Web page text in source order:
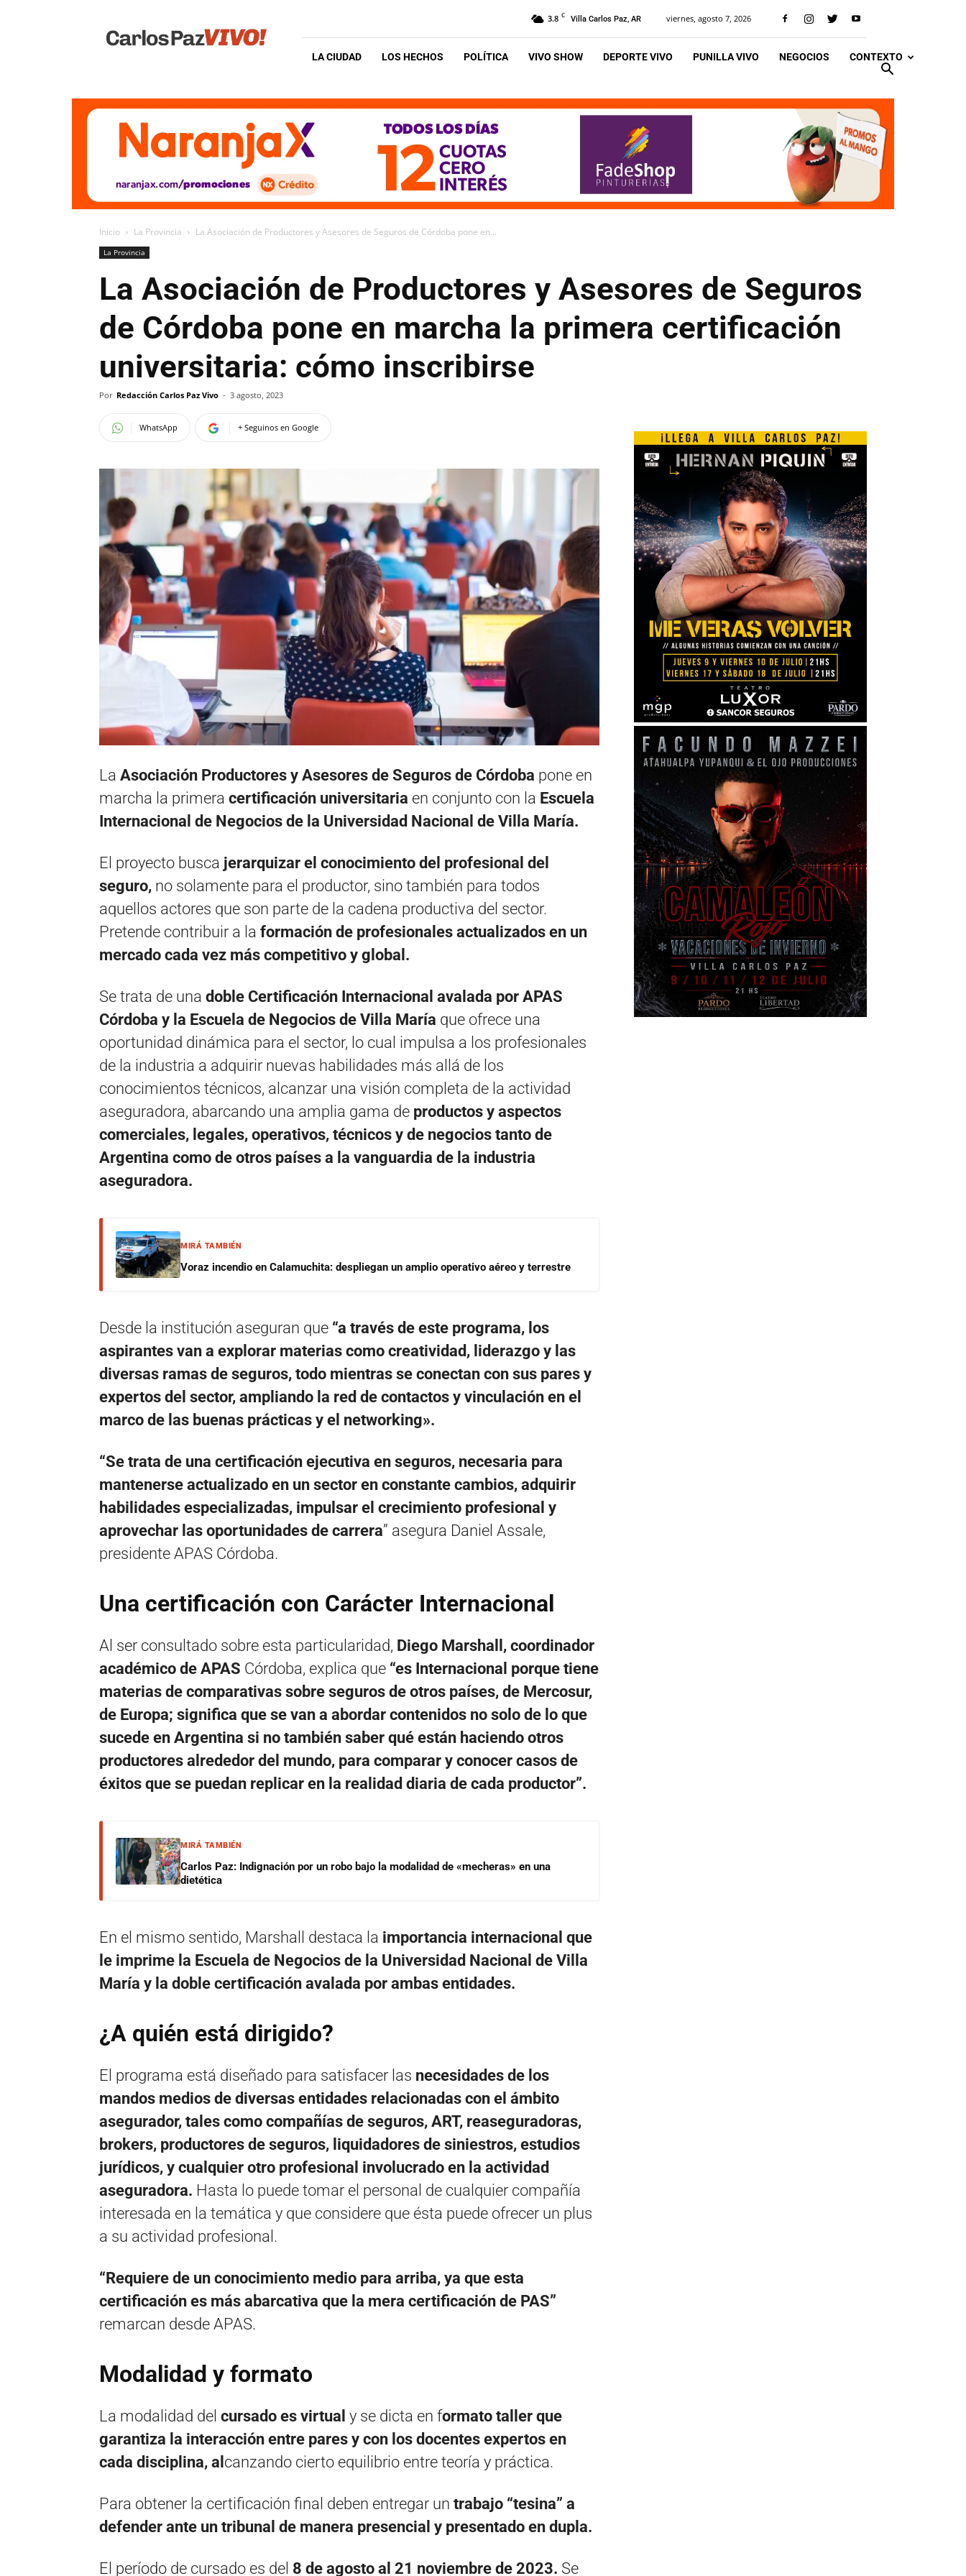
Vivo
3.8 C Villa Carlos Paz, AR viernes, agosto 7, 2026
LA CIUDAD LOS HECHOS POLÍTICA VIVO SHOW DEPORTE VIVO PUNILLA VIVO NEGOCIOS CONTEXTO
Inicio La Provincia La Asociación de Productores y Asesores de Seguros de Córdoba pone en...
La Provincia
La Asociación de Productores y Asesores de Seguros
de Córdoba pone en marcha la primera certificación
universitaria: cómo inscribirse
Por Redacción Carlos Paz Vivo - 3 agosto, 2023
WhatsApp + Seguinos en Google
La Asociación Productores y Asesores de Seguros de Córdoba pone en
marcha la primera certificación universitaria en conjunto con la Escuela
Internacional de Negocios de la Universidad Nacional de Villa María.
El proyecto busca jerarquizar el conocimiento del profesional del
seguro, no solamente para el productor, sino también para todos
aquellos actores que son parte de la cadena productiva del sector.
Pretende contribuir a la formación de profesionales actualizados en un
mercado cada vez más competitivo y global.
Se trata de una doble Certificación Internacional avalada por APAS
Córdoba y la Escuela de Negocios de Villa María que ofrece una
oportunidad dinámica para el sector, lo cual impulsa a los profesionales
de la industria a adquirir nuevas habilidades más allá de los
conocimientos técnicos, alcanzar una visión completa de la actividad
aseguradora, abarcando una amplia gama de productos y aspectos
comerciales, legales, operativos, técnicos y de negocios tanto de
Argentina como de otros países a la vanguardia de la industria
aseguradora.
MIRÁ TAMBIÉN
Voraz incendio en Calamuchita: despliegan un amplio operativo aéreo y terrestre
Desde la institución aseguran que “a través de este programa, los
aspirantes van a explorar materias como creatividad, liderazgo y las
diversas ramas de seguros, todo mientras se conectan con sus pares y
expertos del sector, ampliando la red de contactos y vinculación en el
marco de las buenas prácticas y el networking».
“Se trata de una certificación ejecutiva en seguros, necesaria para
mantenerse actualizado en un sector en constante cambios, adquirir
habilidades especializadas, impulsar el crecimiento profesional y
aprovechar las oportunidades de carrera” asegura Daniel Assale,
presidente APAS Córdoba.
Una certificación con Carácter Internacional
Al ser consultado sobre esta particularidad, Diego Marshall, coordinador
académico de APAS Córdoba, explica que “es Internacional porque tiene
materias de comparativas sobre seguros de otros países, de Mercosur,
de Europa; significa que se van a abordar contenidos no solo de lo que
sucede en Argentina si no también saber qué están haciendo otros
productores alrededor del mundo, para comparar y conocer casos de
éxitos que se puedan replicar en la realidad diaria de cada productor”.
MIRÁ TAMBIÉN
Carlos Paz: Indignación por un robo bajo la modalidad de «mecheras» en una
dietética
En el mismo sentido, Marshall destaca la importancia internacional que
le imprime la Escuela de Negocios de la Universidad Nacional de Villa
María y la doble certificación avalada por ambas entidades.
¿A quién está dirigido?
El programa está diseñado para satisfacer las necesidades de los
mandos medios de diversas entidades relacionadas con el ámbito
asegurador, tales como compañías de seguros, ART, reaseguradoras,
brokers, productores de seguros, liquidadores de siniestros, estudios
jurídicos, y cualquier otro profesional involucrado en la actividad
aseguradora. Hasta lo puede tomar el personal de cualquier compañía
interesada en la temática y que considere que ésta puede ofrecer un plus
a su actividad profesional.
“Requiere de un conocimiento medio para arriba, ya que esta
certificación es más abarcativa que la mera certificación de PAS”
remarcan desde APAS.
Modalidad y formato
La modalidad del cursado es virtual y se dicta en formato taller que
garantiza la interacción entre pares y con los docentes expertos en
cada disciplina, al canzando cierto equilibrio entre teoría y práctica.
Para obtener la certificación final deben entregar un trabajo “tesina” a
defender ante un tribunal de manera presencial y presentado en dupla.
El período de cursado es del 8 de agosto al 21 noviembre de 2023. Se